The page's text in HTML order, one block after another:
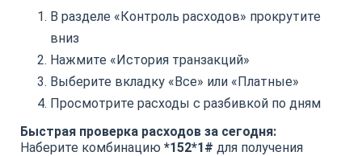
В разделе «Контроль расходов» прокрутите
вниз
Нажмите «История транзакций»
Выберите вкладку «Все» или «Платные»
Просмотрите расходы с разбивкой по дням
Быстрая проверка расходов за сегодня:
Наберите комбинацию *152*1# для получения